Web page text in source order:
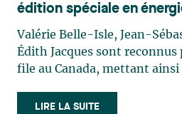
édition spéciale en
Valérie Belle-Isle, Jean-
Édith Jacques sont reconnus
file au Canada, mettant ainsi
le domaine du droit des
LIRE LA SUITE